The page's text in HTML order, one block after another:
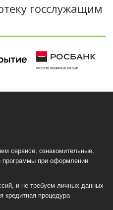
госслужащим
сервисе, ознакомительные,
программы при оформлении
и не требуем личных данных
кредитная процедура